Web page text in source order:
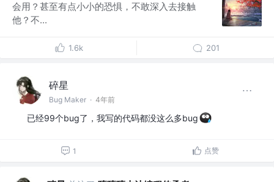
会用？甚至有点小小的恐惧，不敢深入去接触
他？不...
1.6k 201
碎星
Bug Maker · 4年前
已经99个bug了，我写的代码都没这么多bug
1 点赞